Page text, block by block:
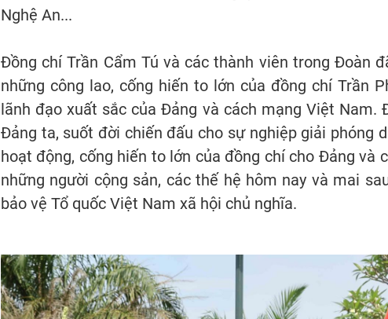
Nghệ An...
Đồng chí Trần Cẩm Tú và các thành viên trong Đoàn
những công lao, cống hiến to lớn của đồng chí Trần
lãnh đạo xuất sắc của Đảng và cách mạng Việt Nam.
Đảng ta, suốt đời chiến đấu cho sự nghiệp giải phóng
hoạt động, cống hiến to lớn của đồng chí cho Đảng và
những người cộng sản, các thế hệ hôm nay và mai
bảo vệ Tổ quốc Việt Nam xã hội chủ nghĩa.